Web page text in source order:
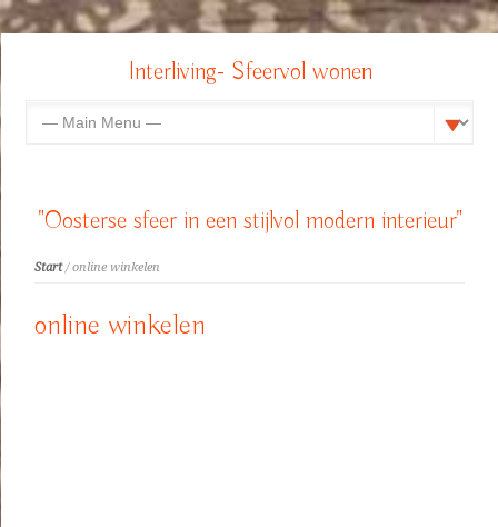
Interliving- Sfeervol wonen
"Oosterse sfeer in een stijlvol modern interieur"
Start/ online winkelen
online winkelen